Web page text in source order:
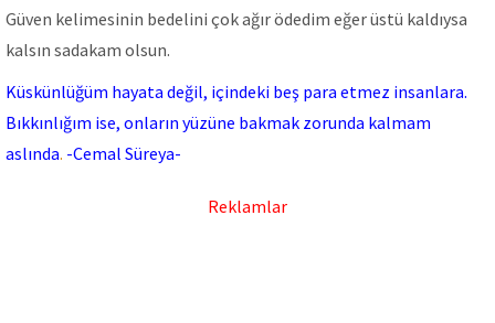
Güven kelimesinin bedelini çok ağır ödedim eğer üstü kaldıysa
kalsın sadakam olsun.
Küskünlüğüm hayata değil, içindeki beş para etmez insanlara.
Bıkkınlığım ise, onların yüzüne bakmak zorunda kalmam
aslında. -Cemal Süreya-
Reklamlar